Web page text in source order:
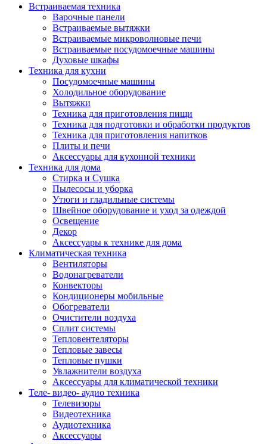
Встраиваемая техника
Варочные панели
Встраиваемые вытяжки
Встраиваемые микроволновые печи
Встраиваемые посудомоечные машины
Духовые шкафы
Техника для кухни
Посудомоечные машины
Холодильное оборудование
Вытяжки
Техника для приготовления пищи
Техника для подготовки и обработки продуктов
Техника для приготовления напитков
Плиты и печи
Аксессуары для кухонной техники
Техника для дома
Стирка и Сушка
Пылесосы и уборка
Утюги и гладильные системы
Швейное оборудование и уход за одеждой
Освещение
Декор
Аксессуары к технике для дома
Климатическая техника
Вентиляторы
Водонагреватели
Конвекторы
Кондиционеры мобильные
Обогреватели
Очистители воздуха
Сплит системы
Тепловентеляторы
Тепловые завесы
Тепловые пушки
Увлажнители воздуха
Аксессуары для климатической техники
Теле- видео- аудио техника
Телевизоры
Видеотехника
Аудиотехника
Аксессуары